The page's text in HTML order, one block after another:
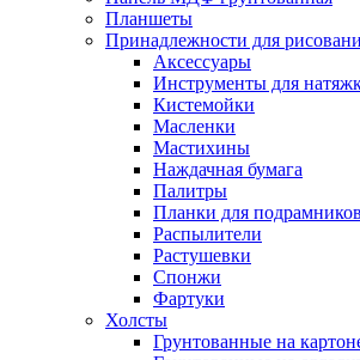
Планшеты
Принадлежности для
Аксессуары
Инструменты для
Кистемойки
Масленки
Мастихины
Наждачная бумага
Палитры
Планки для подрамников
Распылители
Растушевки
Спонжи
Фартуки
Холсты
Грунтованные на